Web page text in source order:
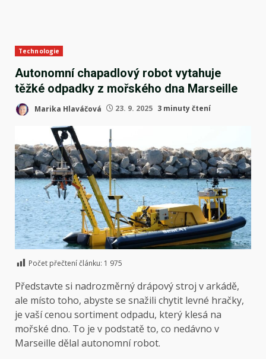
Technologie
Autonomní chapadlový robot vytahuje
těžké odpadky z mořského dna Marseille
Marika Hlaváčová 23. 9. 2025 3 minuty čtení
Počet přečtení článku: 1 975
Představte si nadrozměrný drápový stroj v arkádě,
ale místo toho, abyste se snažili chytit levné hračky,
je vaší cenou sortiment odpadu, který klesá na
mořské dno. To je v podstatě to, co nedávno v
Marseille dělal autonomní robot.